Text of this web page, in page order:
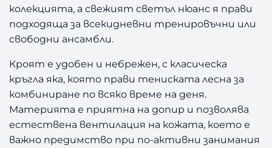
колекцията, а свежият светъл нюанс я прави
подходяща за всекидневни тренировъчни или
свободни ансамбли.
Кроят е удобен и небрежен, с класическа
кръгла яка, която прави тениската лесна за
комбиниране по всяко време на деня.
Материята е приятна на допир и позволява
естествена вентилация на кожата, което е
важно предимство при по-активни занимания